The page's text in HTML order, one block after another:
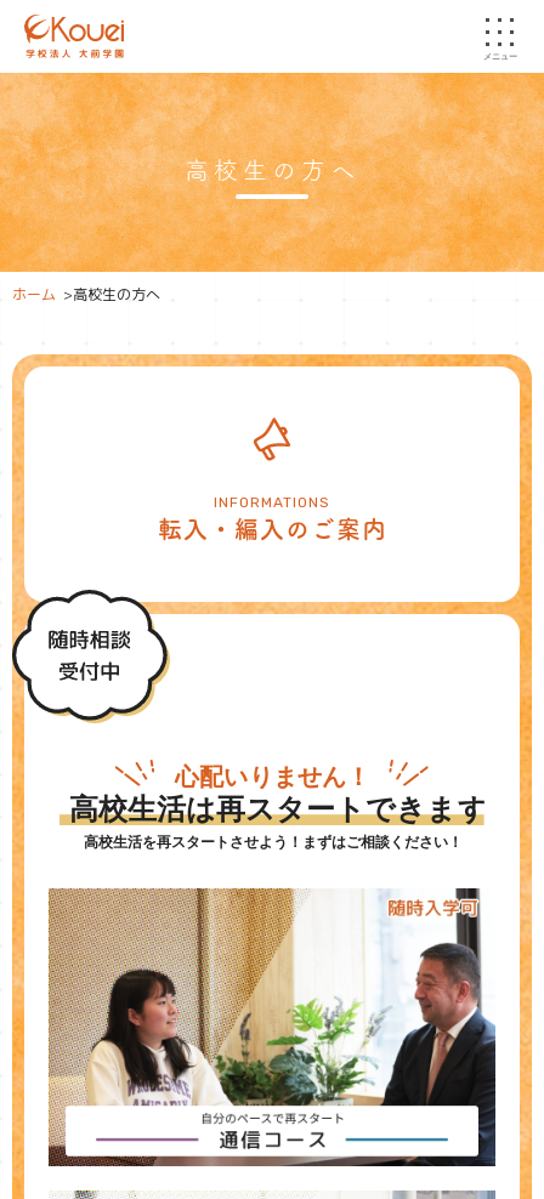
メニュー
高校生の方へ
ホーム >高校生の方へ
INFORMATIONS
転入・編入のご案内